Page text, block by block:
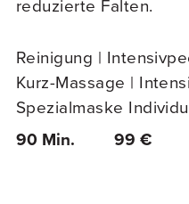
reduzierte Falten.
Reinigung |
Kurz-Massage |
Spezialmaske
90 Min.
99 €